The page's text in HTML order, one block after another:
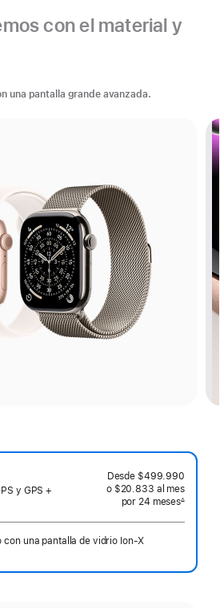
con el material y
una pantalla grande avanzada.
y GPS +
Desde $499.990
o $20.833 al mes
por 24 mesesmeses
Nota a pie de página
∆
una pantalla de vidrio Ion‑X